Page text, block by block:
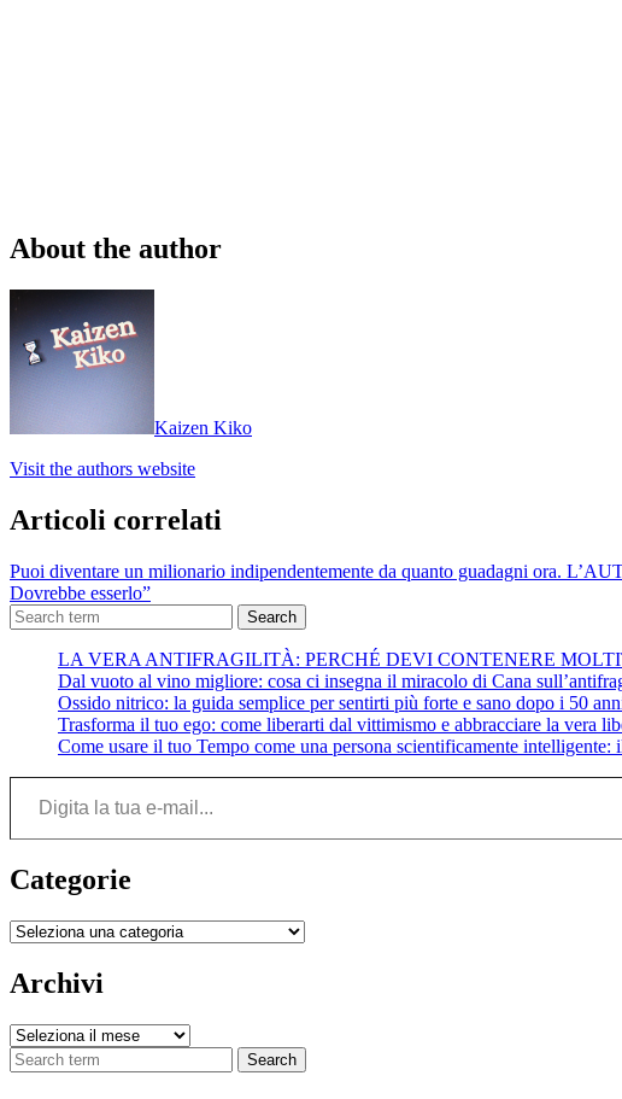
About the author
Kaizen Kiko
Visit the authors website
Articoli correlati
Puoi diventare un milionario indipendentemente da quanto guadagni ora.
Dovrebbe esserlo”
Search
LA VERA ANTIFRAGILITÀ: PERCHÉ DEVI CONTENERE
Dal vuoto al vino migliore: cosa ci insegna il miracolo di Cana
Ossido nitrico: la guida semplice per sentirti più forte e sano dopo i 50
Trasforma il tuo ego: come liberarti dal vittimismo e abbracciare la vera
Come usare il tuo Tempo come una persona scientificamente
Digita la tua e-mail...
Categorie
Categorie
Archivi
Archivi
Search